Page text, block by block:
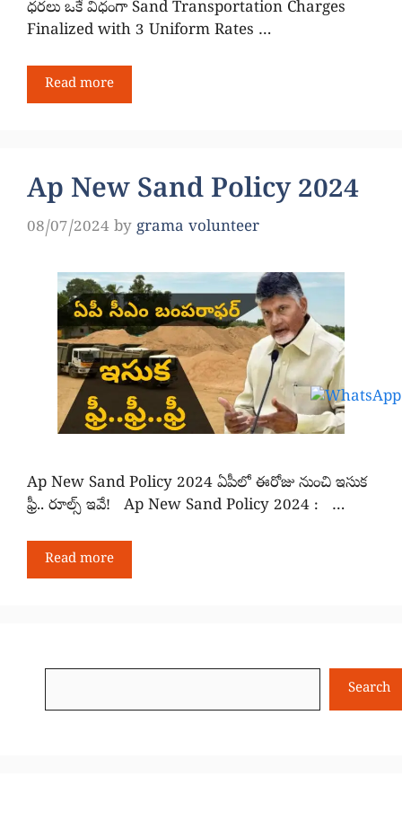
ధరలు ఒకే విధంగా Sand Transportation Charges
Finalized with 3 Uniform Rates …
Read more
Ap New Sand Policy 2024
08/07/2024 by grama volunteer
Ap New Sand Policy 2024 ఏపీలో ఈరోజు నుంచి ఇసుక
ఫ్రీ.. రూల్స్ ఇవే! Ap New Sand Policy 2024 : …
Read more
Search